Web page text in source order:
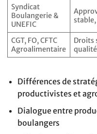
Syndicat
Boulangerie &
UNEFIC
CGT, FO, CFTC
Agroalimentaire
Droits
Différences de
productivistes et
Dialogue entre
boulangers